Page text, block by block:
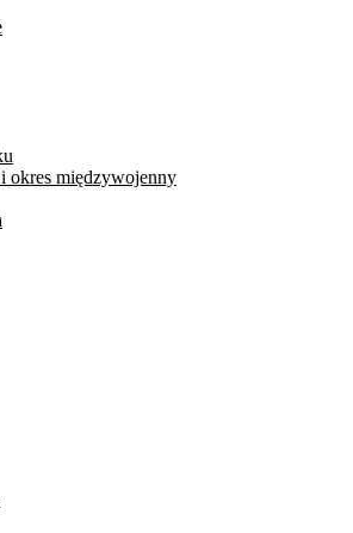
okres międzywojenny